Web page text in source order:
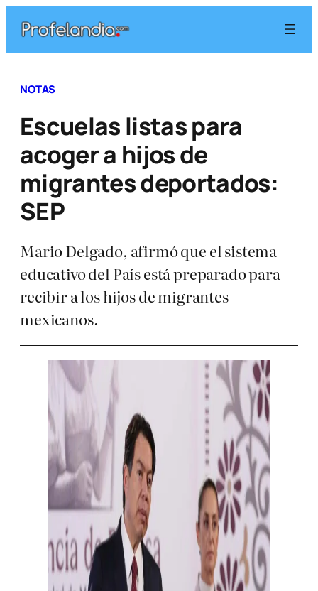
contenido
NOTAS
Escuelas listas para
acoger a hijos de
migrantes deportados:
SEP
Mario Delgado, afirmó que el sistema
educativo del País está preparado para
recibir a los hijos de migrantes
mexicanos.